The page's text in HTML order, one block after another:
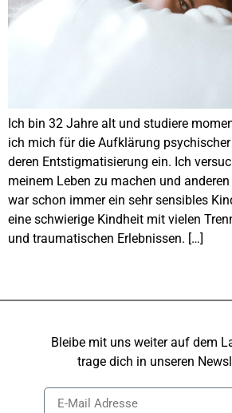
Ich bin 32 Jahre alt und studiere
ich mich für die Aufklärung
deren Entstigmatisierung ein. Ich
meinem Leben zu machen und
war schon immer ein sehr sensibles
eine schwierige Kindheit mit vielen
und traumatischen Erlebnissen. […]
Bleibe mit uns weiter auf dem
trage dich in unseren